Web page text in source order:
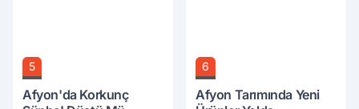
5
Afyon'da Korkunç
6
Afyon Tarımında Yeni